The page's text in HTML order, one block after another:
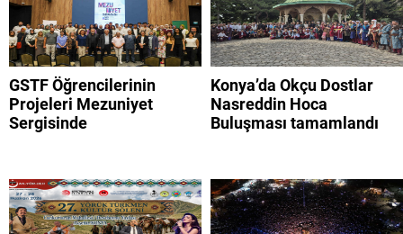
GSTF Öğrencilerinin
Projeleri Mezuniyet
Sergisinde
Konya’da Okçu Dostlar
Nasreddin Hoca
Buluşması tamamlandı